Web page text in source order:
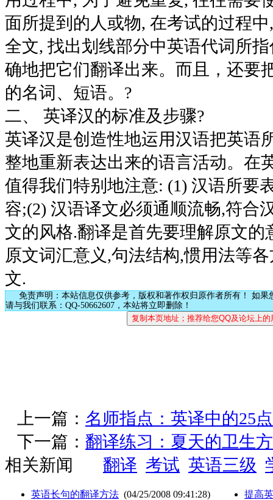
面所提到的人或物, 在考试的过程
全文, 找出划线部分中英语代词所
确地把它们翻译出来。而且，还要
的名词、短语。?
二、 英译汉的标准及步骤?
英译汉是创造性地运用汉语把英语
整地重新表达出来的语言活动。在
值得我们特别地注意: (1) 汉语所要
容;(2) 汉语译文必须通顺流畅,符合
文的风格.翻译是首先要理解原文的
原文词汇意义,句法结构,惯用法等
文.
免责声明：本站信息仅供参考，版权和著作权归原作者所有！ 如果
请与我们联系：QQ-50662607，本站将立即删除！
上一篇： 名师指点：英译中的25
下一篇： 翻译练习：夏天的卫生
相关新闻
翻译 考试 英语三级
英语长句的翻译方法 (04/25/2008 09:41:28)
提高